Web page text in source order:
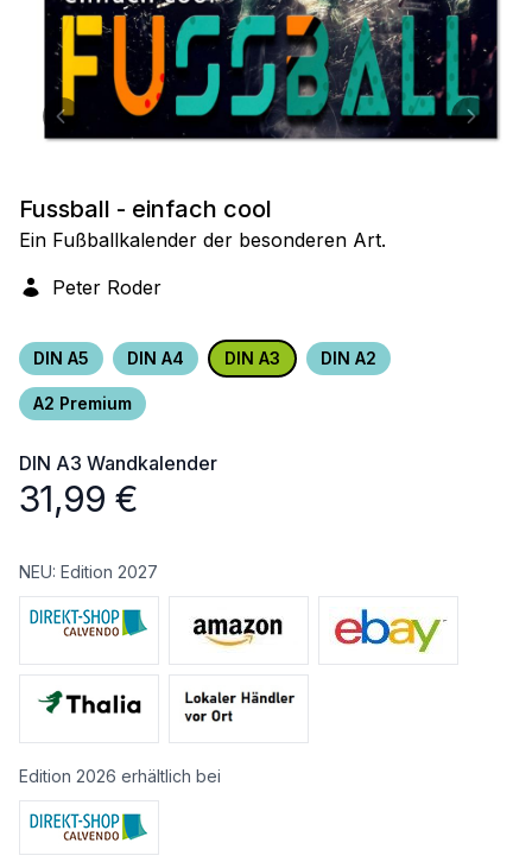
Fussball - einfach cool
Ein Fußballkalender der besonderen Art.
Peter Roder
DIN A5 DIN A4 DIN A3 DIN A2
A2 Premium
DIN A3 Wandkalender
31,99 €
NEU: Edition 2027
Edition 2026 erhältlich bei